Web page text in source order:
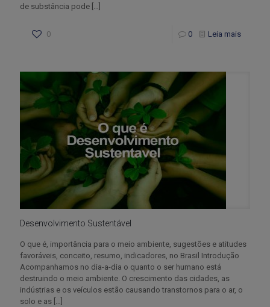
de substância pode […]
0 0 Leia mais
Desenvolvimento Sustentável
O que é, importância para o meio ambiente, sugestões e atitudes
favoráveis, conceito, resumo, indicadores, no Brasil Introdução
Acompanhamos no dia-a-dia o quanto o ser humano está
destruindo o meio ambiente. O crescimento das cidades, as
indústrias e os veículos estão causando transtornos para o ar, o
solo e as […]